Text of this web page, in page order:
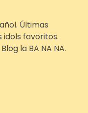
Últimas
idols favoritos.
la BA NA NA.